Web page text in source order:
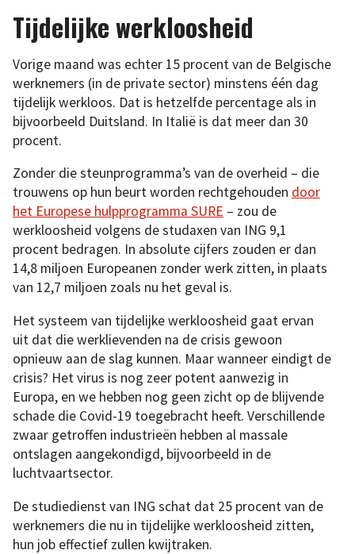
Tijdelijke werkloosheid
Vorige maand was echter 15 procent van de Belgische
werknemers (in de private sector) minstens één dag
tijdelijk werkloos. Dat is hetzelfde percentage als in
bijvoorbeeld Duitsland. In Italië is dat meer dan 30
procent.
Zonder die steunprogramma’s van de overheid – die
trouwens op hun beurt worden rechtgehouden door
het Europese hulpprogramma SURE – zou de
werkloosheid volgens de studaxen van ING 9,1
procent bedragen. In absolute cijfers zouden er dan
14,8 miljoen Europeanen zonder werk zitten, in plaats
van 12,7 miljoen zoals nu het geval is.
Het systeem van tijdelijke werkloosheid gaat ervan
uit dat die werklievenden na de crisis gewoon
opnieuw aan de slag kunnen. Maar wanneer eindigt de
crisis? Het virus is nog zeer potent aanwezig in
Europa, en we hebben nog geen zicht op de blijvende
schade die Covid-19 toegebracht heeft. Verschillende
zwaar getroffen industrieën hebben al massale
ontslagen aangekondigd, bijvoorbeeld in de
luchtvaartsector.
De studiedienst van ING schat dat 25 procent van de
werknemers die nu in tijdelijke werkloosheid zitten,
hun job effectief zullen kwijtraken.